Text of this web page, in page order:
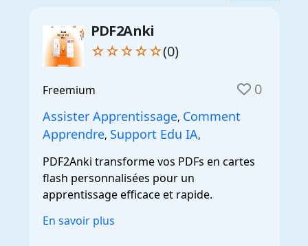
PDF2Anki
☆☆☆☆☆(0)
Freemium 0
Assister Apprentissage, Comment
Apprendre, Support Edu IA,
PDF2Anki transforme vos PDFs en cartes
flash personnalisées pour un
apprentissage efficace et rapide.
En savoir plus